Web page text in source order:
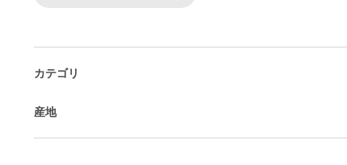
カテゴリ
産地